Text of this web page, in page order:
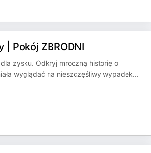
| Pokój ZBRODNI
zysku. Odkryj mroczną historię o
wyglądać na nieszczęśliwy wypadek...